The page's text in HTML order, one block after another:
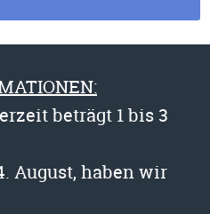
beträgt 1 bis 3
August, haben wir